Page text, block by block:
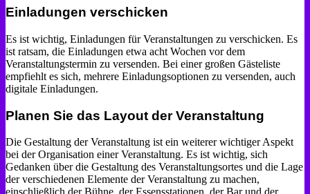
Einladungen verschicken
Es ist wichtig, Einladungen für Veranstaltungen zu verschicken. Es
ist ratsam, die Einladungen etwa acht Wochen vor dem
Veranstaltungstermin zu versenden. Bei einer großen Gästeliste
empfiehlt es sich, mehrere Einladungsoptionen zu versenden, auch
digitale Einladungen.
Planen Sie das Layout der Veranstaltung
Die Gestaltung der Veranstaltung ist ein weiterer wichtiger Aspekt
bei der Organisation einer Veranstaltung. Es ist wichtig, sich
Gedanken über die Gestaltung des Veranstaltungsortes und die Lage
der verschiedenen Elemente der Veranstaltung zu machen,